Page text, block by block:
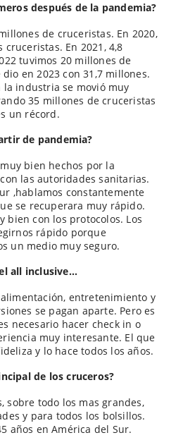
después de la pandemia?
de cruceristas. En 2020,
cruceristas. En 2021, 4,8
tuvimos 20 millones de
en 2023 con 31,7 millones.
la industria se movió muy
35 millones de cruceristas
un récord.
de pandemia?
bien hechos por la
las autoridades sanitarias.
,hablamos constantemente
se recuperara muy rápido.
bien con los protocolos. Los
rápido porque
un medio muy seguro.
all inclusive…
entretenimiento y
se pagan aparte. Pero es
necesario hacer check in o
muy interesante. El que
y lo hace todos los años.
de los cruceros?
sobre todo los mas grandes,
y para todos los bolsillos.
años en América del Sur.